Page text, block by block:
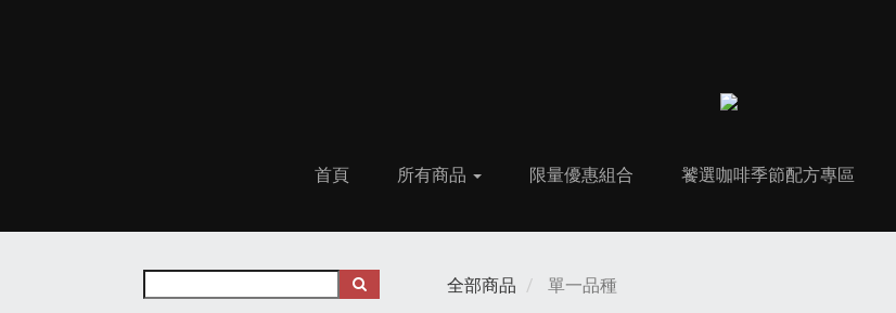
首頁 所有商品 限量優惠組合 饕選咖啡季節配方專區
全部商品 單一品種